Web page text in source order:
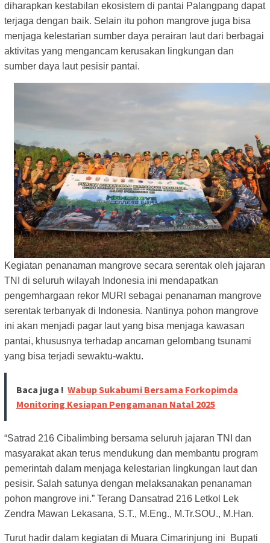
diharapkan kestabilan ekosistem di pantai Palangpang dapat
terjaga dengan baik. Selain itu pohon mangrove juga bisa
menjaga kelestarian sumber daya perairan laut dari berbagai
aktivitas yang mengancam kerusakan lingkungan dan
sumber daya laut pesisir pantai.
Kegiatan penanaman mangrove secara serentak oleh jajaran
TNI di seluruh wilayah Indonesia ini mendapatkan
pengemhargaan rekor MURI sebagai penanaman mangrove
serentak terbanyak di Indonesia. Nantinya pohon mangrove
ini akan menjadi pagar laut yang bisa menjaga kawasan
pantai, khususnya terhadap ancaman gelombang tsunami
yang bisa terjadi sewaktu-waktu.
Baca juga ! Wabup Sukabumi Bersama Forkopimda
Monitoring Kesiapan Pengamanan Natal 2025
“Satrad 216 Cibalimbing bersama seluruh jajaran TNI dan
masyarakat akan terus mendukung dan membantu program
pemerintah dalam menjaga kelestarian lingkungan laut dan
pesisir. Salah satunya dengan melaksanakan penanaman
pohon mangrove ini.” Terang Dansatrad 216 Letkol Lek
Zendra Mawan Lekasana, S.T., M.Eng., M.Tr.SOU., M.Han.
Turut hadir dalam kegiatan di Muara Cimarinjung ini Bupati